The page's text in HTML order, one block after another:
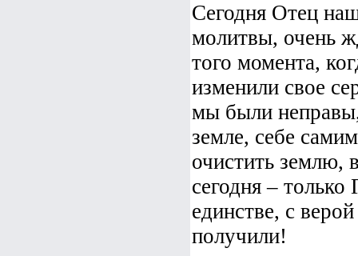
Сегодня Отец
молитвы, очень
того момента,
изменили свое
мы были
земле, себе
очистить землю,
сегодня –
единстве, с
получили!